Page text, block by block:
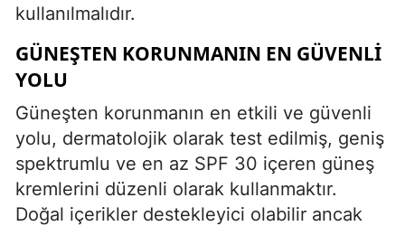
kullanılmalıdır.
GÜNEŞTEN KORUNMANIN EN GÜVENLI
YOLU
Güneşten korunmanın en etkili ve güvenli
yolu, dermatolojik olarak test edilmiş, geniş
spektrumlu ve en az SPF 30 içeren güneş
kremlerini düzenli olarak kullanmaktır.
Doğal içerikler destekleyici olabilir ancak